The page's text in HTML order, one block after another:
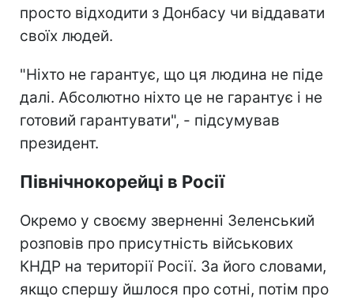
просто відходити з Донбасу чи віддавати
своїх людей.
"Ніхто не гарантує, що ця людина не піде
далі. Абсолютно ніхто це не гарантує і не
готовий гарантувати", - підсумував
президент.
Північнокорейці в Росії
Окремо у своєму зверненні Зеленський
розповів про присутність військових
КНДР на території Росії. За його словами,
якщо спершу йшлося про сотні, потім про